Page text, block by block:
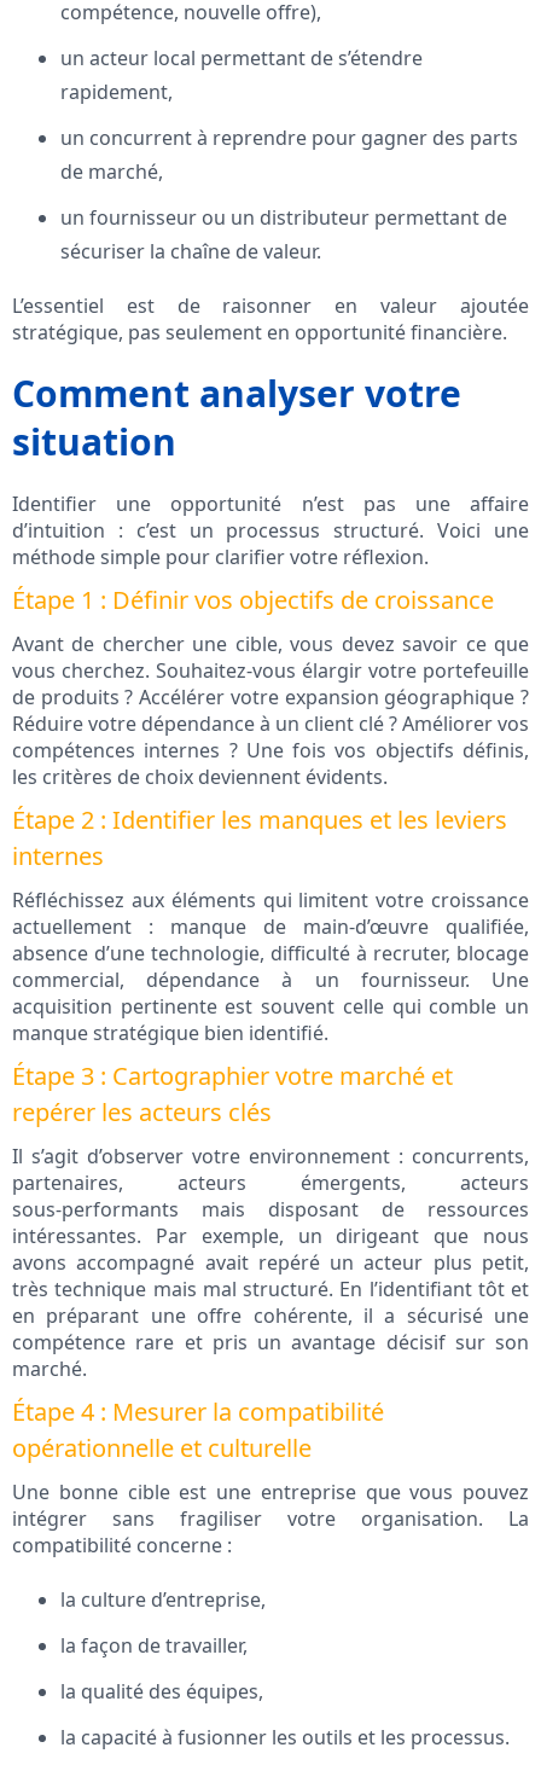
compétence, nouvelle offre),
un acteur local permettant de s’étendre
rapidement,
un concurrent à reprendre pour gagner des parts
de marché,
un fournisseur ou un distributeur permettant de
sécuriser la chaîne de valeur.
L’essentiel est de raisonner en valeur ajoutée
stratégique, pas seulement en opportunité financière.
Comment analyser votre
situation
Identifier une opportunité n’est pas une affaire
d’intuition : c’est un processus structuré. Voici une
méthode simple pour clarifier votre réflexion.
Étape 1 : Définir vos objectifs de croissance
Avant de chercher une cible, vous devez savoir ce que
vous cherchez. Souhaitez‑vous élargir votre portefeuille
de produits ? Accélérer votre expansion géographique ?
Réduire votre dépendance à un client clé ? Améliorer vos
compétences internes ? Une fois vos objectifs définis,
les critères de choix deviennent évidents.
Étape 2 : Identifier les manques et les leviers
internes
Réfléchissez aux éléments qui limitent votre croissance
actuellement : manque de main‑d’œuvre qualifiée,
absence d’une technologie, difficulté à recruter, blocage
commercial, dépendance à un fournisseur. Une
acquisition pertinente est souvent celle qui comble un
manque stratégique bien identifié.
Étape 3 : Cartographier votre marché et
repérer les acteurs clés
Il s’agit d’observer votre environnement : concurrents,
partenaires, acteurs émergents, acteurs
sous‑performants mais disposant de ressources
intéressantes. Par exemple, un dirigeant que nous
avons accompagné avait repéré un acteur plus petit,
très technique mais mal structuré. En l’identifiant tôt et
en préparant une offre cohérente, il a sécurisé une
compétence rare et pris un avantage décisif sur son
marché.
Étape 4 : Mesurer la compatibilité
opérationnelle et culturelle
Une bonne cible est une entreprise que vous pouvez
intégrer sans fragiliser votre organisation. La
compatibilité concerne :
la culture d’entreprise,
la façon de travailler,
la qualité des équipes,
la capacité à fusionner les outils et les processus.